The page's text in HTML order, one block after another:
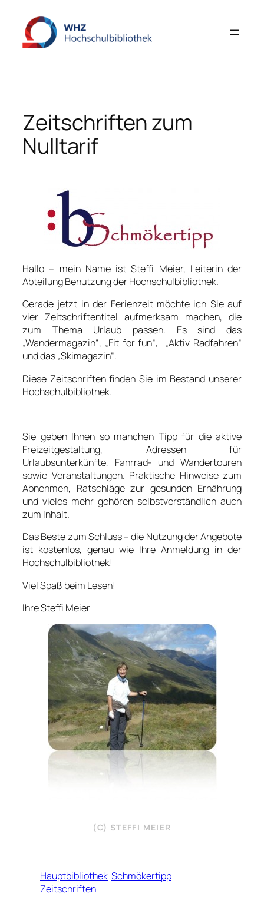
Inhalt
springen
Zeitschriften zum
Nulltarif
Hallo – mein Name ist Steffi Meier, Leiterin der
Abteilung Benutzung der Hochschulbibliothek.
Gerade jetzt in der Ferienzeit möchte ich Sie auf
vier Zeitschriftentitel aufmerksam machen, die
zum Thema Urlaub passen. Es sind das
„Wandermagazin“, „Fit for fun“, „Aktiv Radfahren“
und das „Skimagazin“.
Diese Zeitschriften finden Sie im Bestand unserer
Hochschulbibliothek.
Sie geben Ihnen so manchen Tipp für die aktive
Freizeitgestaltung, Adressen für
Urlaubsunterkünfte, Fahrrad- und Wandertouren
sowie Veranstaltungen. Praktische Hinweise zum
Abnehmen, Ratschläge zur gesunden Ernährung
und vieles mehr gehören selbstverständlich auch
zum Inhalt.
Das Beste zum Schluss – die Nutzung der Angebote
ist kostenlos, genau wie Ihre Anmeldung in der
Hochschulbibliothek!
Viel Spaß beim Lesen!
Ihre Steffi Meier
(C) STEFFI MEIER
Hauptbibliothek Schmökertipp
Zeitschriften